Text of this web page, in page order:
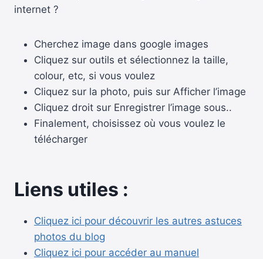
internet ?
Cherchez image dans google images
Cliquez sur outils et sélectionnez la taille,
colour, etc, si vous voulez
Cliquez sur la photo, puis sur Afficher l’image
Cliquez droit sur Enregistrer l’image sous..
Finalement, choisissez où vous voulez le
télécharger
Liens utiles :
Cliquez ici pour découvrir les autres astuces
photos du blog
Cliquez ici pour accéder au manuel